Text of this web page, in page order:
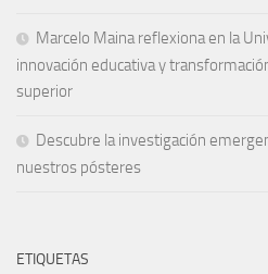
Marcelo Maina reflexiona en la
innovación educativa y
superior
Descubre la investigación
nuestros pósteres
ETIQUETAS